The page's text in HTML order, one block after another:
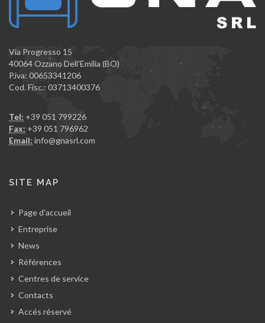
Via Progresso 15
40064 Ozzano Dell'Emilia (BO)
P.iva: 00653341206
Cod. Fisc.: 03713400376
Tel: +39 051 799226
Fax: +39 051 796962
Email: info@gnasrl.com
SITE MAP
Page d'accueil
Entreprise
News
Références
Centres de service
Contacts
Accés réservé